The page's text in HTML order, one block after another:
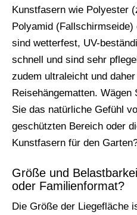
Kunstfasern wie Polyester
Polyamid
sind wetterfest, UV-
schnell und sind sehr
zudem ultraleicht und
Reisehängematten.
Sie das natürliche Gefühl
geschützten Bereich oder
Kunstfasern für den
Größe und
oder Familienformat?
Die Größe der Liegefläche